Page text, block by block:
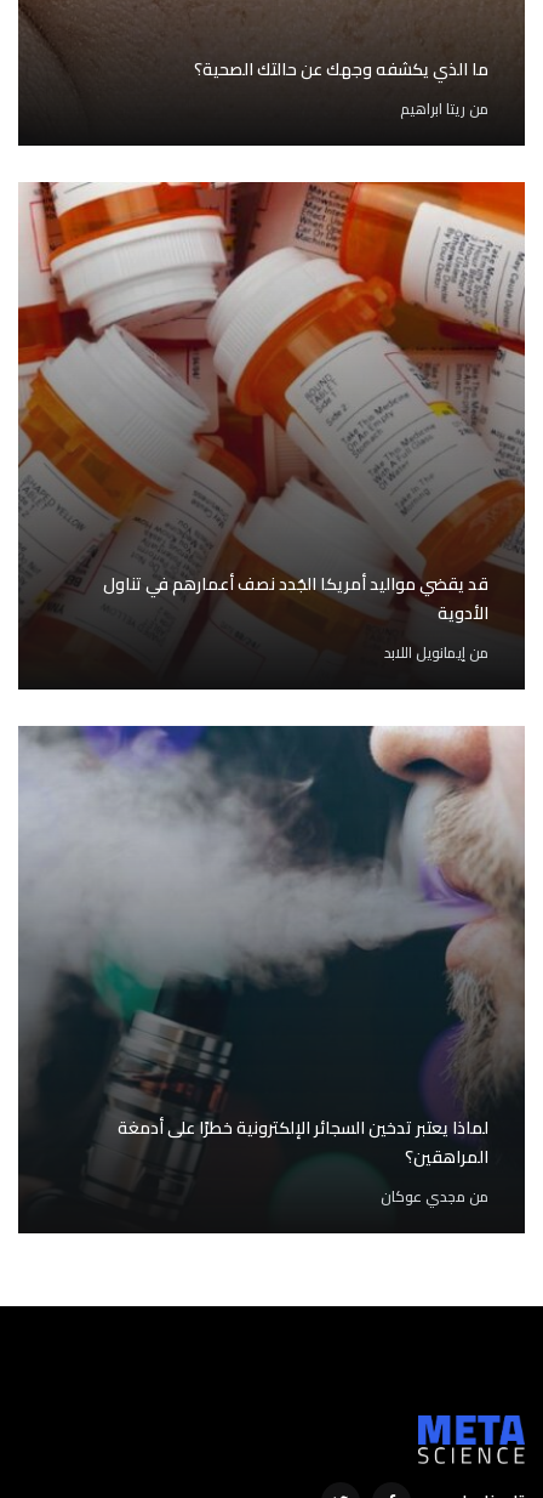
ما الذي يكشفه وجهك عن حالتك الصحية؟
من ريتا ابراهيم
قد يقضي مواليد أمريكا الجُدد نصف أعمارهم في تناول
الأدوية
منإيمانويل اللابد
لماذا يعتبر تدخين السجائر الإلكترونية خطرًا على أدمغة
المراهقين؟
من مجدي عوكان